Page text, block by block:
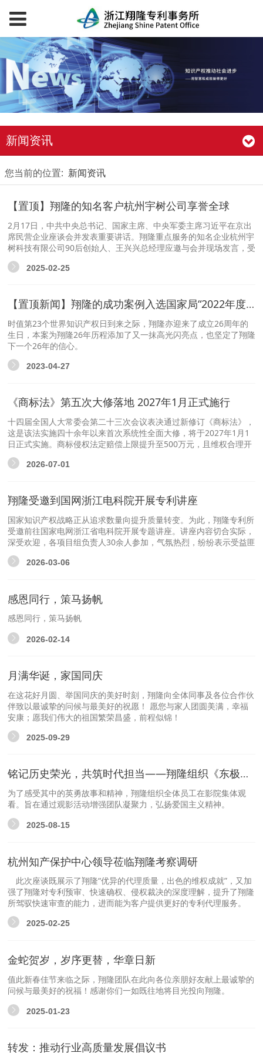
新闻资讯
您当前的位置: 新闻资讯
【置顶】翔隆的知名客户杭州宇树公司享誉全球
2025-02-25
2月17日，中共中央总书记、国家主席、中央军委主席习近平在京出
席民营企业座谈会并发表重要讲话。翔隆重点服务的知名企业杭州宇
树科技有限公司90后创始人、王兴兴总经理应邀与会并现场发言，受
到习主席亲切接见。
【置顶新闻】翔隆的成功案例入选国家局“2022年度专利复审无效十大案件”
2023-04-27
时值第23个世界知识产权日到来之际，翔隆亦迎来了成立26周年的
生日，本案为翔隆26年历程添加了又一抹高光闪亮点，也坚定了翔隆
下一个26年的信心。
《商标法》第五次大修落地 2027年1月正式施行
2026-07-01
十四届全国人大常委会第二十三次会议表决通过新修订《商标法》，
这是该法实施四十余年以来首次系统性全面大修，将于2027年1月1
日正式实施。商标侵权法定赔偿上限提升至500万元，且维权合理开
支可单独列支，极大降低企业品牌维权成本、提升侵权惩戒力度。
翔隆受邀到国网浙江电科院开展专利讲座
2026-03-06
国家知识产权战略正从追求数量向提升质量转变。为此，翔隆专利所
受邀前往国家电网浙江省电科院开展专题讲座。讲座内容切合实际，
深受欢迎，各项目组负责人30余人参加，气氛热烈，纷纷表示受益匪
浅。
感恩同行，策马扬帆
2026-02-14
感恩同行，策马扬帆
月满华诞，家国同庆
2025-09-29
在这花好月圆、举国同庆的美好时刻，翔隆向全体同事及各位合作伙
伴致以最诚挚的问候与最美好的祝愿！ 愿您与家人团圆美满，幸福
安康；愿我们伟大的祖国繁荣昌盛，前程似锦！
铭记历史荣光，共筑时代担当——翔隆组织《东极岛》观影
2025-08-15
为了感受其中的英勇故事和精神，翔隆组织全体员工在影院集体观
看。旨在通过观影活动增强团队凝聚力，弘扬爱国主义精神。
杭州知产保护中心领导莅临翔隆考察调研
2025-02-25
此次座谈既展示了翔隆“优异的代理质量，出色的维权成就”，又加
强了翔隆对专利预审、快速确权、侵权裁决的深度理解，提升了翔隆
所驾驭快速审查的能力，进而能为客户提供更好的专利代理服务。 ​
金蛇贺岁，岁序更替，华章日新
2025-01-23
值此新春佳节来临之际，翔隆团队在此向各位亲朋好友献上最诚挚的
问候与最美好的祝福！感谢你们一如既往地将目光投向翔隆。
转发：推动行业高质量发展倡议书